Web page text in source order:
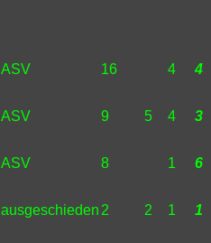
ASV 16 4 4
ASV 9 5 4 3
ASV 8 1 6
ausgeschieden 2 2 1 1